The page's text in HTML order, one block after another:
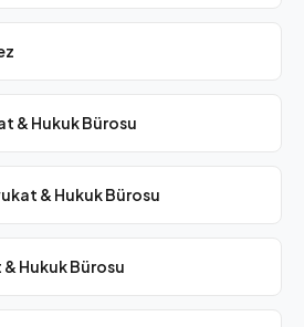
& Hukuk Bürosu
& Hukuk Bürosu
Hukuk Bürosu